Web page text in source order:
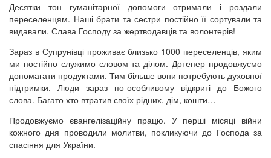
Десятки тон гуманітарної допомоги отримали і роздали
переселенцям. Наші брати та сестри постійно її сортували та
видавали. Слава Господу за жертводавців та волонтерів!
Зараз в Супрунівці проживає близько 1000 переселенців, яким
ми постійно служимо словом та ділом. Дотепер продовжуємо
допомагати продуктами. Тим більше вони потребують духовної
підтримки. Люди зараз по-особливому відкриті до Божого
слова. Багато хто втратив своїх рідних, дім, кошти…
Продовжуємо євангелізаційну працю. У перші місяці війни
кожного дня проводили молитви, покликуючи до Господа за
спасіння для України.